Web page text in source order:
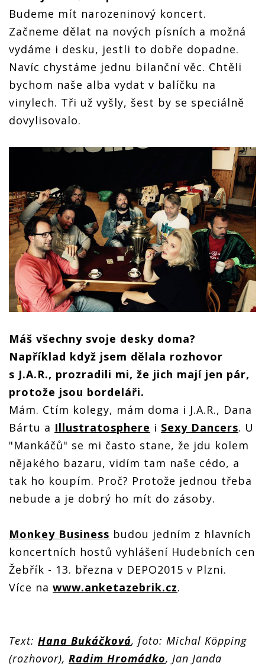
Budeme mít narozeninový koncert.
Začneme dělat na nových písních a možná
vydáme i desku, jestli to dobře dopadne.
Navíc chystáme jednu bilanční věc. Chtěli
bychom naše alba vydat v balíčku na
vinylech. Tři už vyšly, šest by se speciálně
dovylisovalo.
Máš všechny svoje desky doma?
Například když jsem dělala rozhovor
s J.A.R., prozradili mi, že jich mají jen pár,
protože jsou bordeláři.
Mám. Ctím kolegy, mám doma i J.A.R., Dana
Bártu a Illustratosphere i Sexy Dancers. U
"Mankáčů" se mi často stane, že jdu kolem
nějakého bazaru, vidím tam naše cédo, a
tak ho koupím. Proč? Protože jednou třeba
nebude a je dobrý ho mít do zásoby.
Monkey Business budou jedním z hlavních
koncertních hostů vyhlášení Hudebních cen
Žebřík - 13. března v DEPO2015 v Plzni.
Více na www.anketazebrik.cz.
Text: Hana Bukáčková, foto: Michal Köpping
(rozhovor), Radim Hromádko, Jan Janda